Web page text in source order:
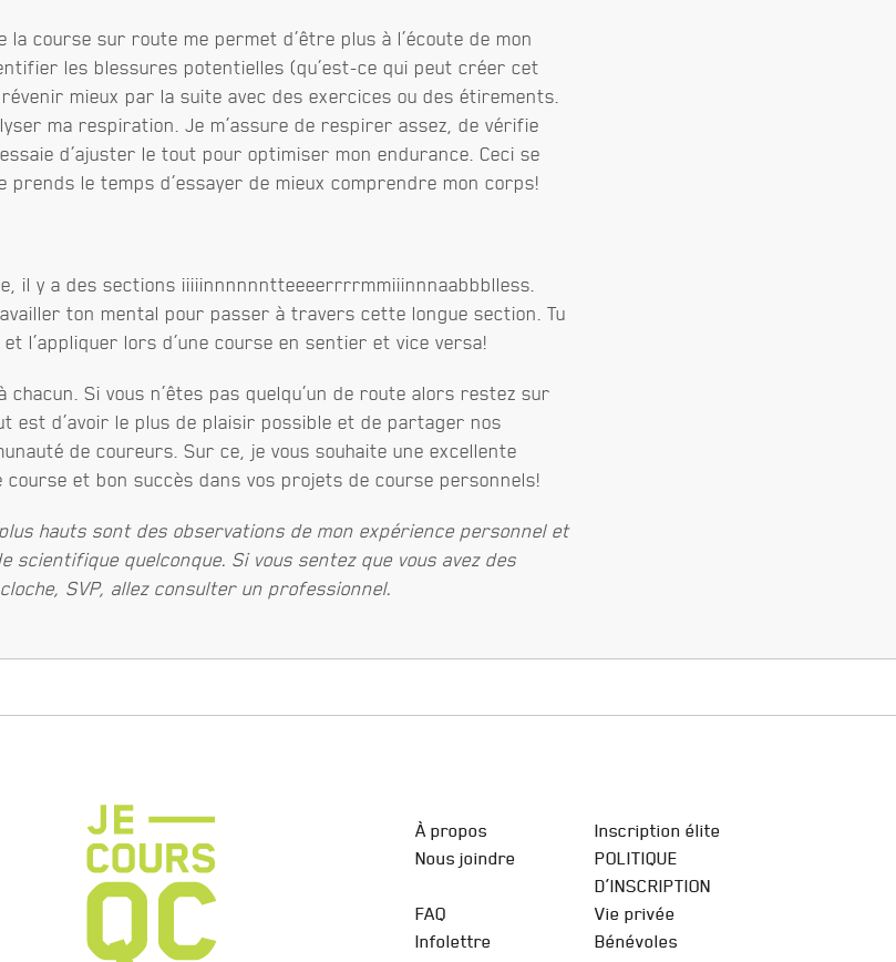
course sur route me permet d’être plus à l’écoute de mon
les blessures potentielles (qu’est-ce qui peut créer cet
mieux par la suite avec des exercices ou des étirements.
ma respiration. Je m’assure de respirer assez, de vérifie
d’ajuster le tout pour optimiser mon endurance. Ceci se
le temps d’essayer de mieux comprendre mon corps!
il y a des sections iiiiinnnnnntteeeerrrrmmiiinnnaabbblless.
ton mental pour passer à travers cette longue section. Tu
l’appliquer lors d’une course en sentier et vice versa!
Si vous n’êtes pas quelqu’un de route alors restez sur
est d’avoir le plus de plaisir possible et de partager nos
de coureurs. Sur ce, je vous souhaite une excellente
et bon succès dans vos projets de course personnels!
hauts sont des observations de mon expérience personnel et
scientifique quelconque. Si vous sentez que vous avez des
SVP, allez consulter un professionnel.
À propos
Inscription élite
Nous joindre
POLITIQUE
D’INSCRIPTION
FAQ
Vie privée
Infolettre
Bénévoles